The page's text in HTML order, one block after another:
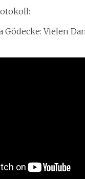
Gödecke: Vielen